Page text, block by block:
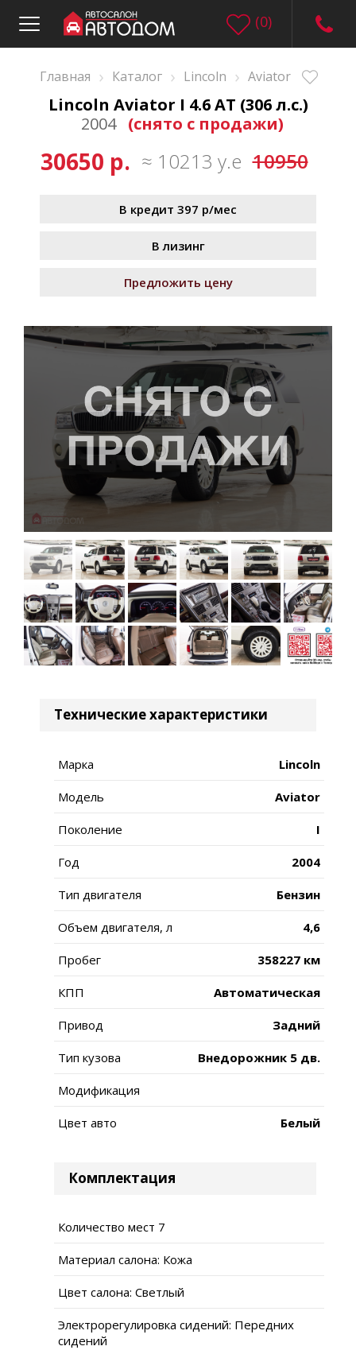
(0)
Главная › Каталог › Lincoln › Aviator
Lincoln Aviator I 4.6 AT (306 л.с.)
2004
(снято с продажи)
30650 р. ≈ 10213 у.е 10950
В кредит 397 р/мес
В лизинг
Предложить цену
Технические характеристики
Марка Lincoln
Модель Aviator
Поколение I
Год 2004
Тип двигателя Бензин
Объем двигателя, л 4,6
Пробег 358227 км
КПП Автоматическая
Привод Задний
Тип кузова Внедорожник 5 дв.
Модификация
Цвет авто Белый
Комплектация
Количество мест 7
Материал салона: Кожа
Цвет салона: Светлый
Электрорегулировка сидений: Передних
сидений